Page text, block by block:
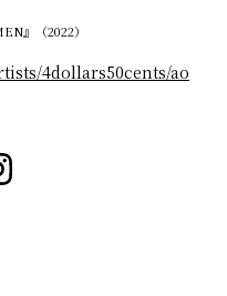
』（2022）
4dollars50cents/ao